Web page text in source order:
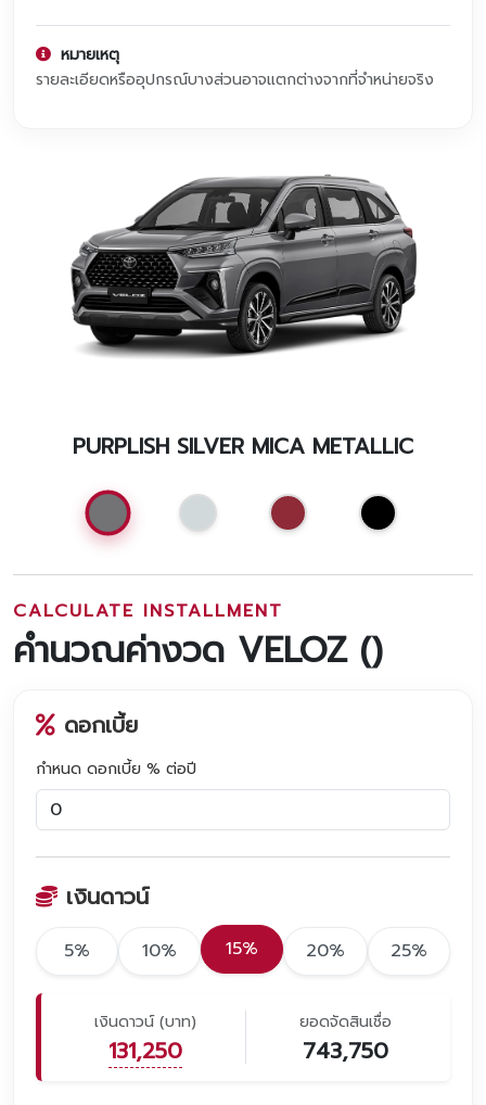
หมายเหตุ
รายละเอียดหรืออุปกรณ์บางส่วนอาจแตกต่างจากที่จำหน่ายจริง
PURPLISH SILVER MICA METALLIC
CALCULATE INSTALLMENT
คำนวณค่างวด VELOZ ()
ดอกเบี้ย
กำหนด ดอกเบี้ย % ต่อปี
เงินดาวน์
5% 10% 15% 20% 25%
เงินดาวน์ (บาท)
131,250
ยอดจัดสินเชื่อ
743,750